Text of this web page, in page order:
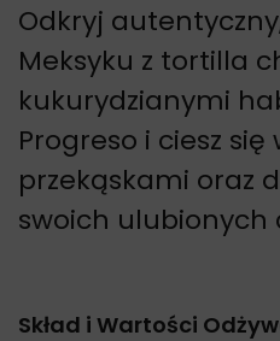
Odkryj
Meksyku z tortilla
kukurydzianymi
Progreso i ciesz
przekąskami oraz
swoich ulubionych
Skład i Wartości